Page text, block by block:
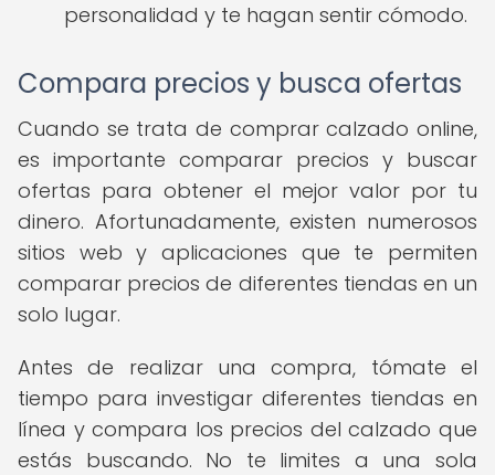
personalidad y te hagan sentir cómodo.
Compara precios y busca ofertas
Cuando se trata de comprar calzado online,
es importante comparar precios y buscar
ofertas para obtener el mejor valor por tu
dinero. Afortunadamente, existen numerosos
sitios web y aplicaciones que te permiten
comparar precios de diferentes tiendas en un
solo lugar.
Antes de realizar una compra, tómate el
tiempo para investigar diferentes tiendas en
línea y compara los precios del calzado que
estás buscando. No te limites a una sola